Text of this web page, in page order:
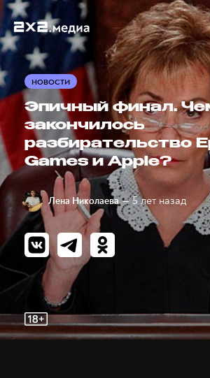
НОВОСТИ
Эпичный финал.
закончилось
разбирательство
Games и Apple?
Лена Николаева — 5 лет назад